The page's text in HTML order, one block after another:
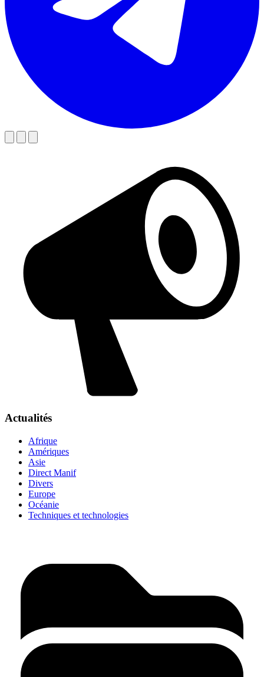
Actualités
Afrique
Amériques
Asie
Direct Manif
Divers
Europe
Océanie
Techniques et technologies